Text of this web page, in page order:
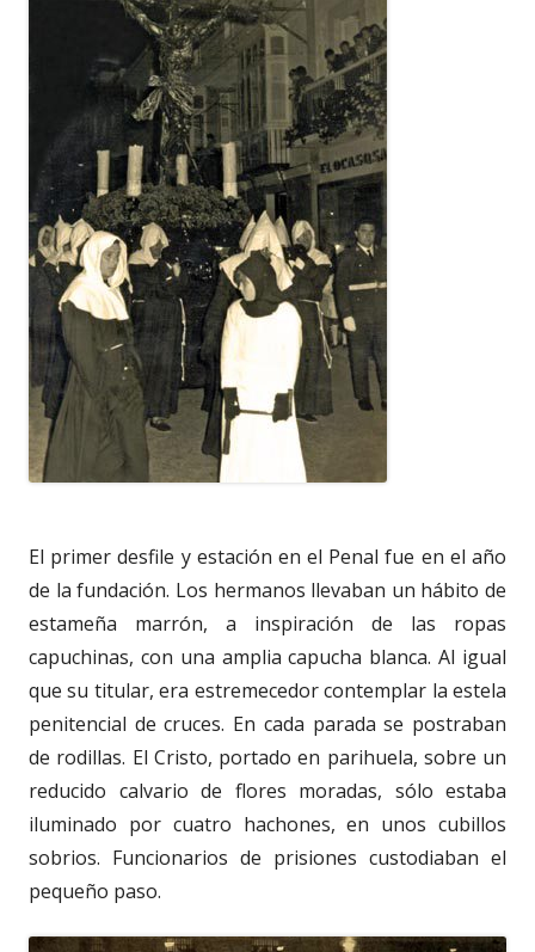
El primer desfile y estación en el Penal fue en el año
de la fundación. Los hermanos llevaban un hábito de
estameña marrón, a inspiración de las ropas
capuchinas, con una amplia capucha blanca. Al igual
que su titular, era estremecedor contemplar la estela
penitencial de cruces. En cada parada se postraban
de rodillas. El Cristo, portado en parihuela, sobre un
reducido calvario de flores moradas, sólo estaba
iluminado por cuatro hachones, en unos cubillos
sobrios. Funcionarios de prisiones custodiaban el
pequeño paso.